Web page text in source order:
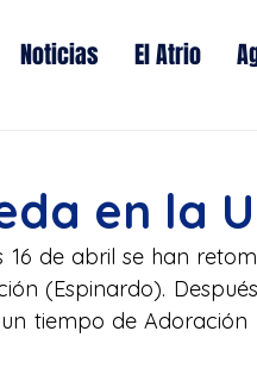
Noticias El Atrio
en la
de abril se han
(Espinardo).
tiempo de